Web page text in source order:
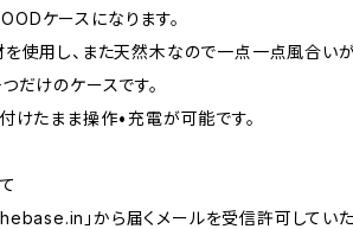
ケースになります。
使用し、また天然木なので一点一点風合い
だけのケースです。
けたまま操作•充電が可能です。
」から届くメールを受信許可してい